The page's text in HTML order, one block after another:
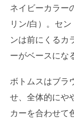
ネイビーカラー
リン/白）。セ
ンは前にくるカ
ーがベースにな
ボトムスはブラ
せ、全体的にや
カーを合わせて